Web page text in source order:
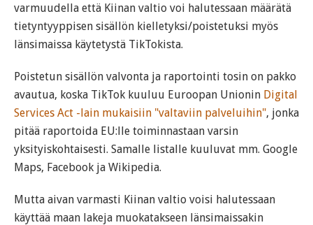
varmuudella että Kiinan valtio voi halutessaan määrätä
tietyntyyppisen sisällön kielletyksi/poistetuksi myös
länsimaissa käytetystä TikTokista.
Poistetun sisällön valvonta ja raportointi tosin on pakko
avautua, koska TikTok kuuluu Euroopan Unionin Digital
Services Act -lain mukaisiin "valtaviin palveluihin", jonka
pitää raportoida EU:lle toiminnastaan varsin
yksityiskohtaisesti. Samalle listalle kuuluvat mm. Google
Maps, Facebook ja Wikipedia.
Mutta aivan varmasti Kiinan valtio voisi halutessaan
käyttää maan lakeja muokatakseen länsimaissakin